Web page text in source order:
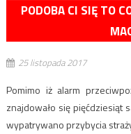
PODOBA CI SIĘ TO
25 listopada 2017
Pomimo iż alarm
znajdowało się pięćdziesiąt
wypatrywano przybycia